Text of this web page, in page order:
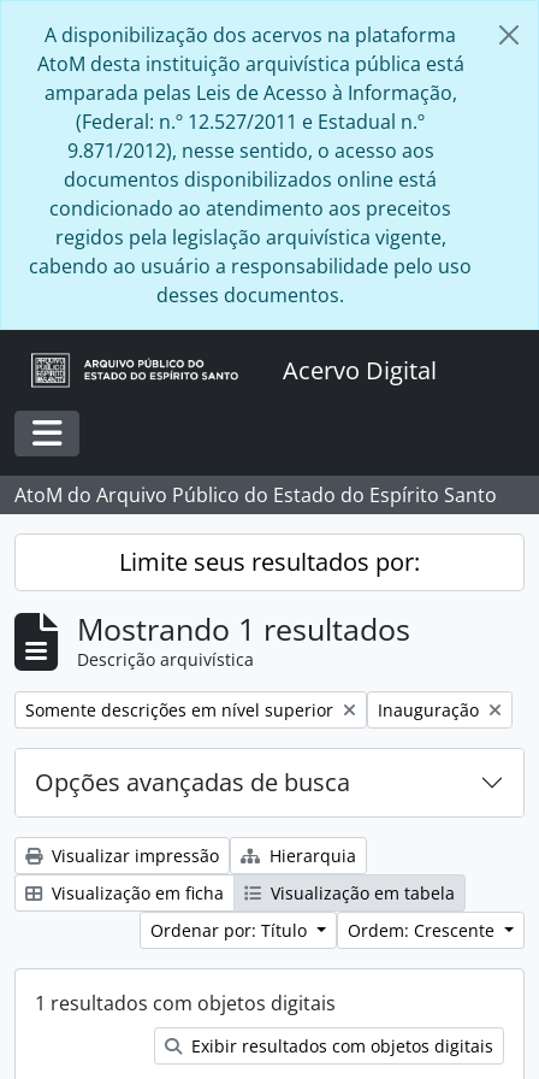
A disponibilização dos acervos na plataforma
AtoM desta instituição arquivística pública está
amparada pelas Leis de Acesso à Informação,
(Federal: n.º 12.527/2011 e Estadual n.º
9.871/2012), nesse sentido, o acesso aos
documentos disponibilizados online está
condicionado ao atendimento aos preceitos
regidos pela legislação arquivística vigente,
cabendo ao usuário a responsabilidade pelo uso
desses documentos.
Acervo Digital
Toggle navigation
AtoM do Arquivo Público do Estado do Espírito Santo
Limite seus resultados por:
Mostrando 1 resultados
Descrição arquivística
Remover filtro:
Somente descrições em nível superior Remover filtro:
Inauguração
Opções avançadas de busca
Visualizar impressão
Hierarquia
Visualização em ficha
Visualização em tabela
Ordenar por: Título
Ordem: Crescente
1 resultados com objetos digitais
Exibir resultados com objetos digitais